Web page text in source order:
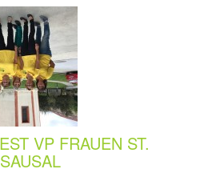
VP FRAUEN ST.